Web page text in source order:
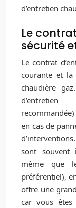
d’entretien
Le
sécurité
Le contrat
courante et la
chaudière
en cas de
sont souvent
même que
préférentiel),
offre une
car vous